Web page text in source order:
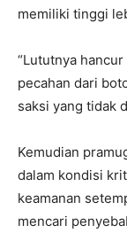
memiliki tinggi
“Lututnya
pecahan dari
saksi yang tidak
Kemudian
dalam kondisi
keamanan
mencari